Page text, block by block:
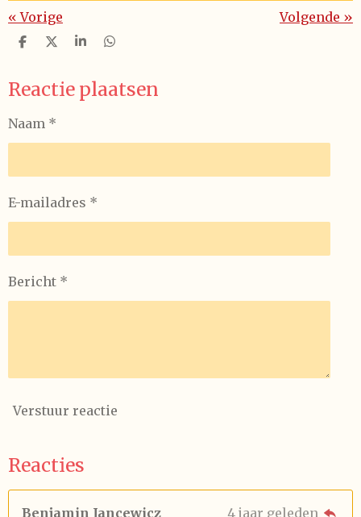
«Vorige Volgende »
D
e
n
D
l
S
r
e
D
e
n
Reactie plaatsen
Naam *
E-mailadres *
Bericht *
Verstuur reactie
Reacties
Benjamin Jancewicz
4 jaar geleden